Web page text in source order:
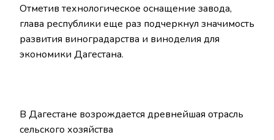
Отметив технологическое оснащение завода,
глава республики еще раз подчеркнул значимость
развития виноградарства и виноделия для
экономики Дагестана.
В Дагестане возрождается древнейшая отрасль
сельского хозяйства